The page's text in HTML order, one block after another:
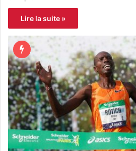
Lire la suite »